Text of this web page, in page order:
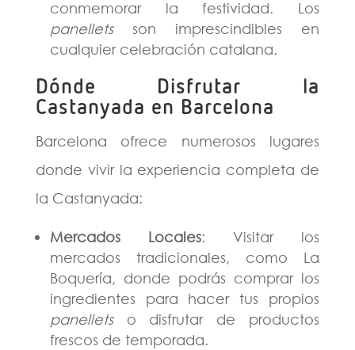
conmemorar la festividad. Los
panelletsson imprescindibles en
cualquier celebración catalana​.
Dónde Disfrutar la
Castanyada en Barcelona
Barcelona ofrece numerosos lugares
donde vivir la experiencia completa de
la Castanyada:
Mercados Locales: Visitar los
mercados tradicionales, como La
Boquería, donde podrás comprar los
ingredientes para hacer tus propios
panelletso disfrutar de productos
frescos de temporada.